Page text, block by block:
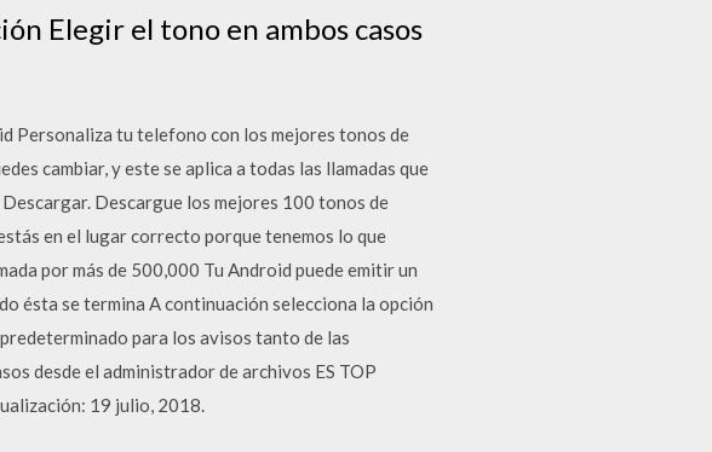
Elegir el tono en ambos casos
Personaliza tu telefono con los mejores tonos de
cambiar, y este se aplica a todas las llamadas que
Descargue los mejores 100 tonos de
en el lugar correcto porque tenemos lo que
por más de 500,000 Tu Android puede emitir un
ésta se termina A continuación selecciona la opción
para los avisos tanto de las
desde el administrador de archivos ES TOP
19 julio, 2018.